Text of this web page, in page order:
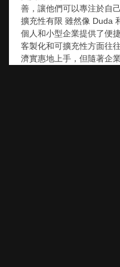
善，讓他們可以專注於自
擴充性有限 雖然像 Duda
個人和小型企業提供了便
客製化和可擴充性方面往
濟實惠地上手，但隨著企